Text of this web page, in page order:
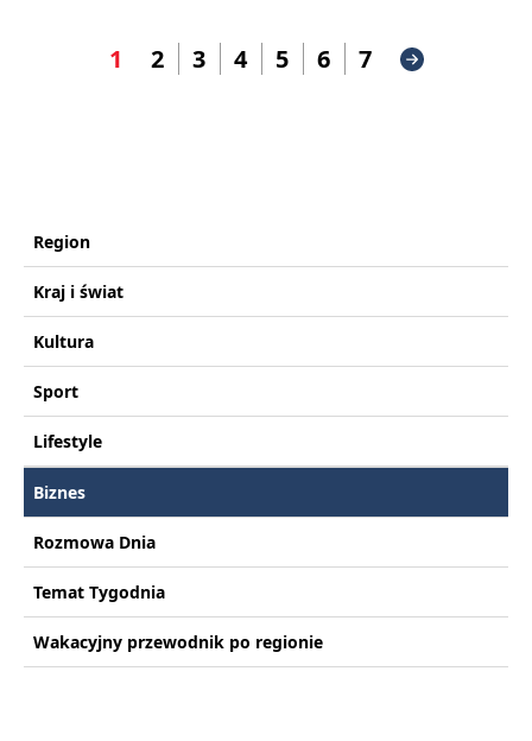
1 2 3 4 5 6 7
Region
Kraj i świat
Kultura
Sport
Lifestyle
Biznes
Rozmowa Dnia
Temat Tygodnia
Wakacyjny przewodnik po regionie